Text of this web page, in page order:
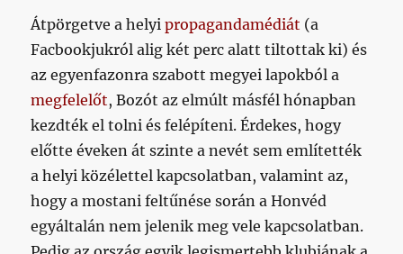
Átpörgetve a helyipropagandamédiát (a
Facbookjukról alig két perc alatt tiltottak ki) és
az egyenfazonra szabott megyei lapokból a
megfelelőt, Bozót az elmúlt másfél hónapban
kezdték el tolni és felépíteni. Érdekes, hogy
előtte éveken át szinte a nevét sem említették
a helyi közélettel kapcsolatban, valamint az,
hogy a mostani feltűnése során a Honvéd
egyáltalán nem jelenik meg vele kapcsolatban.